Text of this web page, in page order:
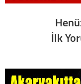
İlk